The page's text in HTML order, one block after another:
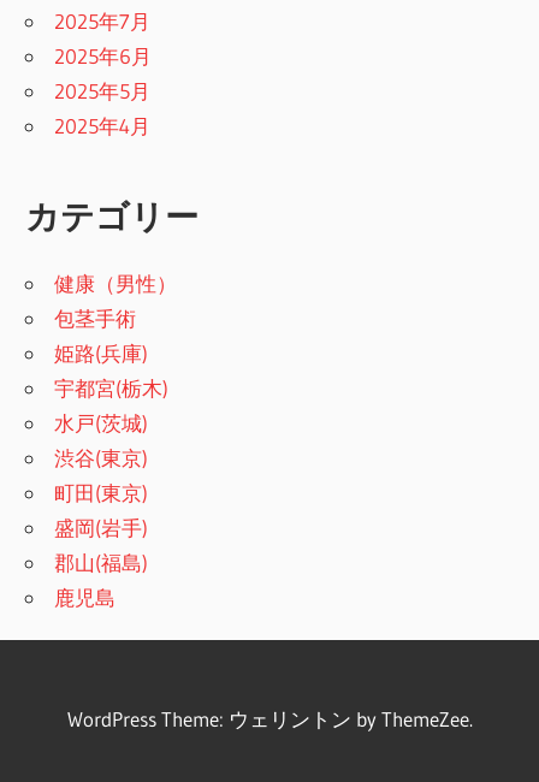
2025年7月
2025年6月
2025年5月
2025年4月
カテゴリー
健康（男性）
包茎手術
姫路(兵庫)
宇都宮(栃木)
水戸(茨城)
渋谷(東京)
町田(東京)
盛岡(岩手)
郡山(福島)
鹿児島
WordPress Theme: ウェリントン by ThemeZee.